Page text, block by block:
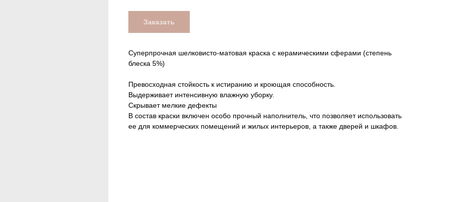
Заказать
Суперпрочная шелковисто-матовая краска с керамическими сферами (степень
блеска 5%)
Превосходная стойкость к истиранию и кроющая способность.
Выдерживает интенсивную влажную уборку.
Скрывает мелкие дефекты
В состав краски включен особо прочный наполнитель, что позволяет использовать
ее для коммерческих помещений и жилых интерьеров, а также дверей и шкафов.